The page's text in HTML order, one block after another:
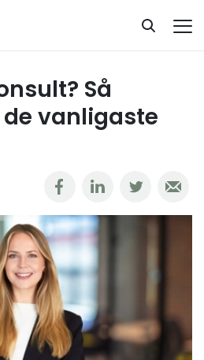
Interim & konsultlösningar
Så
vanligaste